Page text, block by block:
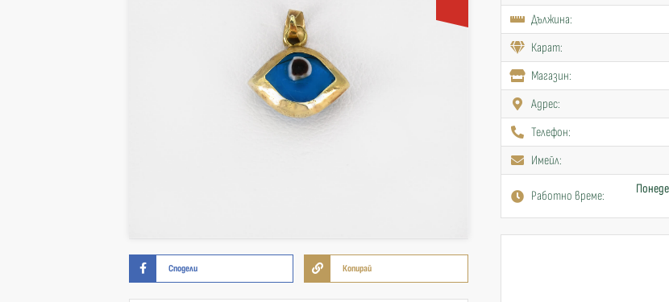
Сподели Копирай
Дължина:
Карат:
Mагазин:
Адрес:
Телефон:
Имейл:
Работно време: